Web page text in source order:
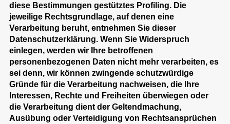
diese Bestimmungen gestütztes Profiling. Die
jeweilige Rechtsgrundlage, auf denen eine
Verarbeitung beruht, entnehmen Sie dieser
Datenschutzerklärung. Wenn Sie Widerspruch
einlegen, werden wir Ihre betroffenen
personenbezogenen Daten nicht mehr verarbeiten, es
sei denn, wir können zwingende schutzwürdige
Gründe für die Verarbeitung nachweisen, die Ihre
Interessen, Rechte und Freiheiten überwiegen oder
die Verarbeitung dient der Geltendmachung,
Ausübung oder Verteidigung von Rechtsansprüchen